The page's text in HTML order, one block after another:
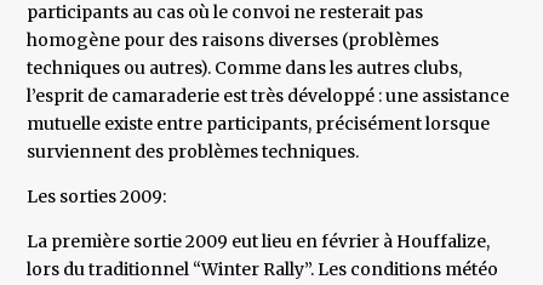
participants au cas où le convoi ne resterait pas
homogène pour des raisons diverses (problèmes
techniques ou autres). Comme dans les autres clubs,
l’esprit de camaraderie est très développé : une assistance
mutuelle existe entre participants, précisément lorsque
surviennent des problèmes techniques.
Les sorties 2009:
La première sortie 2009 eut lieu en février à Houffalize,
lors du traditionnel “Winter Rally”. Les conditions météo